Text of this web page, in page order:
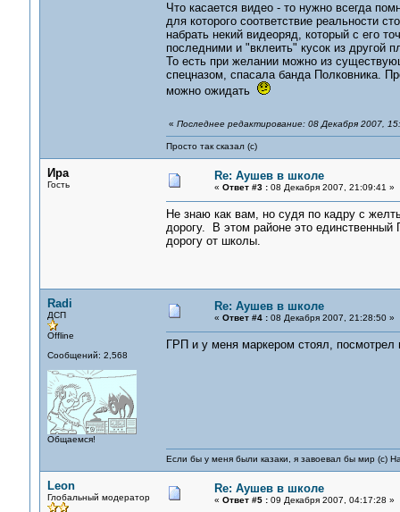
Что касается видео - то нужно всегда
для которого соответствие реальности
набрать некий видеоряд, который с его
последними и "вклеить" кусок из другой
То есть при желании можно из
спецназом, спасала банда Полковника.
можно ожидать
« Последнее редактирование: 08 Декабря 2007,
Просто так сказал (с)
Ира
Гость
Re: Аушев в школе
« Ответ #3 :08 Декабря 2007, 21:09:41 »
Не знаю как вам, но судя по кадру с
дорогу. В этом районе это
дорогу от школы.
Radi
ДСП
Offline
Сообщений: 2,568
Общаемся!
Re: Аушев в школе
« Ответ #4 :08 Декабря 2007, 21:28:50 »
ГРП и у меня маркером стоял, посмотрел
Если бы у меня были казаки, я завоевал бы мир (с)
Leon
Глобальный модератор
Re: Аушев в школе
« Ответ #5 :09 Декабря 2007, 04:17:28 »